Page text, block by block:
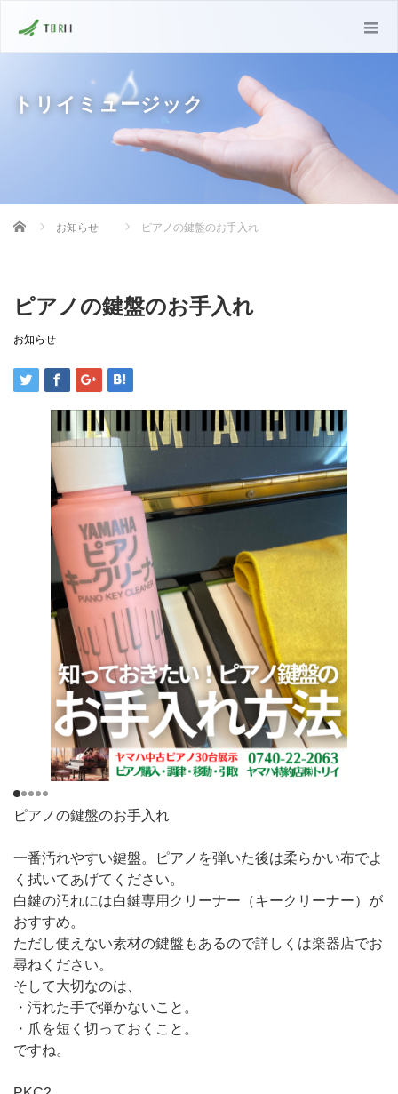
トリイミュージック
Home お知らせ ピアノの鍵盤のお手入れ
ピアノの鍵盤のお手入れ
お知らせ
ピアノの鍵盤のお手入れ
一番汚れやすい鍵盤。ピアノを弾いた後は柔らかい布でよ
く拭いてあげてください。
白鍵の汚れには白鍵専用クリーナー（キークリーナー）が
おすすめ。
ただし使えない素材の鍵盤もあるので詳しくは楽器店でお
尋ねください。
そして大切なのは、
・汚れた手で弾かないこと。
・爪を短く切っておくこと。
ですね。